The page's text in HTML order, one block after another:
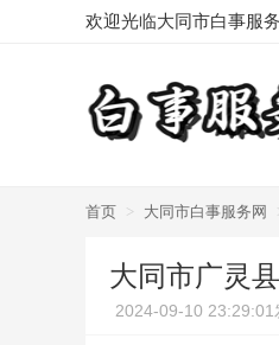
欢迎光临大同市白事服
首页 > 大同市白事服务网
大同市广灵
2024-09-10 23:29:01